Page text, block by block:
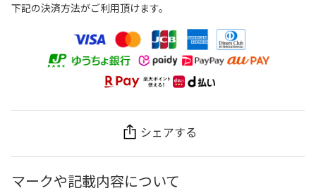
下記の決済方法がご利用頂けます。
シェアする
マークや記載内容について